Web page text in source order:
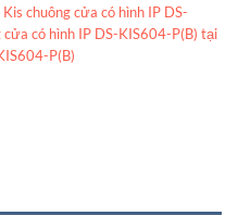
Kis chuông cửa có hình IP DS-
cửa có hình IP DS-KIS604-P(B) tại
P(B)